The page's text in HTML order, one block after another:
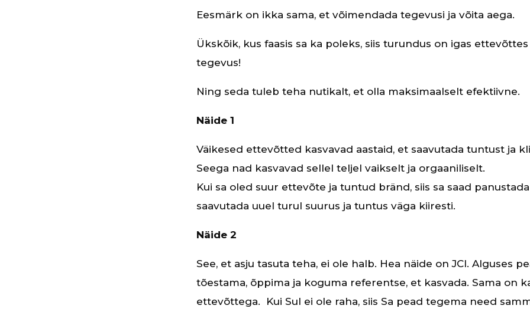
Eesmärk on ikka sama, et võimendada tegevusi ja võita aega.
Ükskõik, kus faasis sa ka poleks, siis turundus on igas
tegevus!
Ning seda tuleb teha nutikalt, et olla maksimaalselt efektiivne.
Näide 1
Väikesed ettevõtted kasvavad aastaid, et saavutada tuntust ja
Seega nad kasvavad sellel teljel vaikselt ja orgaaniliselt.
Kui sa oled suur ettevõte ja tuntud bränd, siis sa saad
saavutada uuel turul suurus ja tuntus väga kiiresti.
Näide 2
See, et asju tasuta teha, ei ole halb. Hea näide on JCI. Alguses
tõestama, õppima ja koguma referentse, et kasvada. Sama on
ettevõttega. Kui Sul ei ole raha, siis Sa pead tegema need